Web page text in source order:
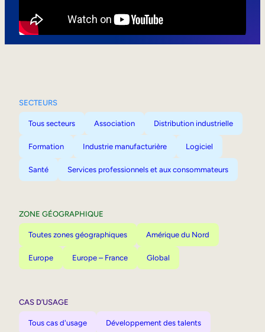
SECTEURS
Tous secteurs Association Distribution industrielle
Formation Industrie manufacturière Logiciel
Santé Services professionnels et aux consommateurs
ZONE GÉOGRAPHIQUE
Toutes zones géographiques Amérique du Nord
Europe Europe – France Global
CAS D’USAGE
Tous cas d'usage Développement des talents